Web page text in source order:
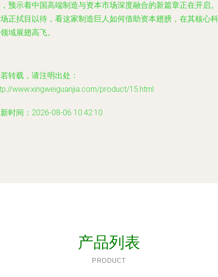
预示着中国高端制造与资本市场深度融合的新篇章正在开启。
正拭目以待，看这家制造巨人如何借助资本翅膀，在其核心科
域展翅高飞。
转载，请注明出处：
www.xingweiguanjia.com/product/15.html
时间：2026-08-06 10:42:10
产品列表
PRODUCT